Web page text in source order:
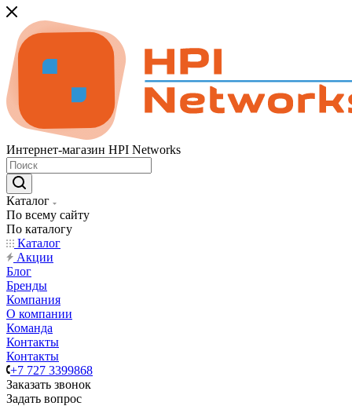
Интернет-магазин HPI Networks
Каталог
По всему сайту
По каталогу
Каталог
Акции
Блог
Бренды
Компания
О компании
Команда
Контакты
Контакты
+7 727 3399868
Заказать звонок
Задать вопрос